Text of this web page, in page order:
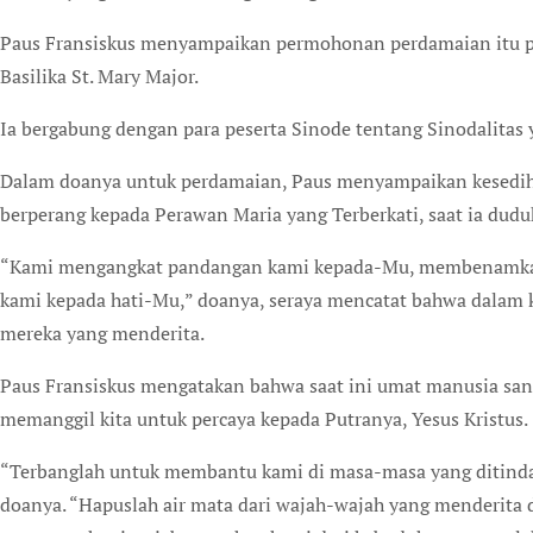
Paus Fransiskus menyampaikan permohonan perdamaian itu
Basilika St. Mary Major.
Ia bergabung dengan para peserta Sinode tentang
Dalam doanya untuk perdamaian, Paus menyampaikan
berperang kepada Perawan Maria yang Terberkati, saat ia
“Kami mengangkat pandangan kami kepada-Mu,
kami kepada hati-Mu,” doanya, seraya mencatat bahwa
mereka yang menderita.
Paus Fransiskus mengatakan bahwa saat ini umat manusia
memanggil kita untuk percaya kepada Putranya, Yesus Kristus.
“Terbanglah untuk membantu kami di masa-masa yang
doanya. “Hapuslah air mata dari wajah-wajah yang